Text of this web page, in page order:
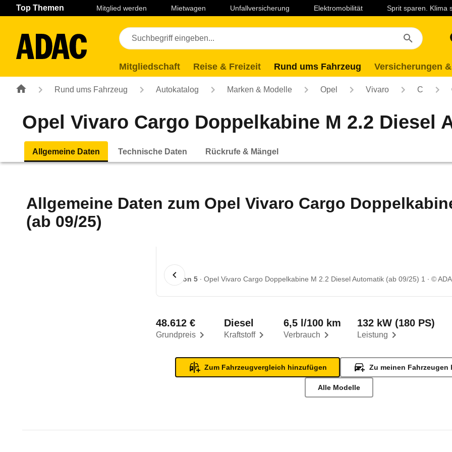
Navigation Seiteninhalt Fußzeile
Top Themen Mitglied werden Mietwagen Unfallversicherung Elektromobilität Sprit sparen. Klima
Mitgliedschaft Reise & Freizeit Rund ums Fahrzeug Versicherungen
Rund ums Fahrzeug Autokatalog Marken & Modelle Opel Vivaro C
Opel Vivaro Cargo Doppelkabine M 2.2 Diesel
Allgemeine Daten Technische Daten Rückrufe & Mängel
Allgemeine Daten zum Opel Vivaro Cargo
(ab 09/25)
1 von 5 Opel Vivaro Cargo Doppelkabine M 2.2 Diesel Automatik (ab 09/25) 1 ©
Grundpreis
48.612 €
Kraftstoff
Diesel
Verbrauch
6,5 l/100 km
Leistung
132 kW (180 PS)
Zum Fahrzeugvergleich hinzufügen Zu meinen Fahrzeugen
Alle Modelle